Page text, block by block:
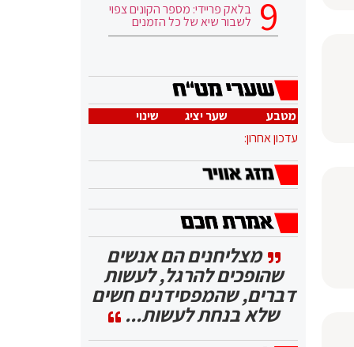
בלאק פריידי: מספר הקונים צפוי
לשבור שיא של כל הזמנים
מטבע שער יציג
שינוי
עדכון אחרון:
מצליחנים הם אנשים
שהופכים להרגל, לעשות
דברים, שהמפסידנים חשים
שלא בנחת לעשות...